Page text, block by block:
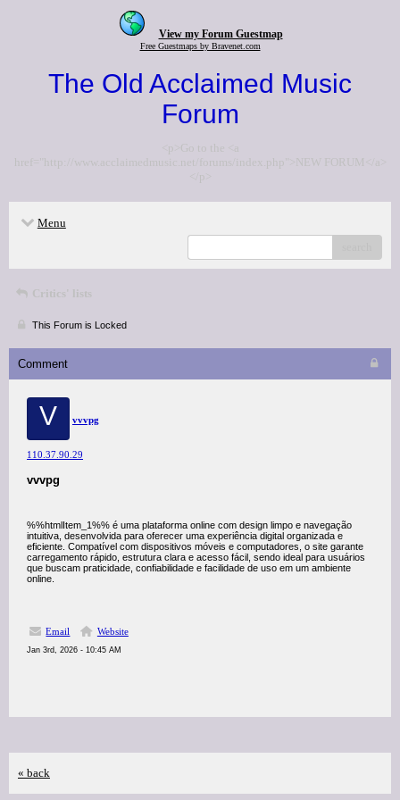
View my Forum Guestmap
Free Guestmaps by Bravenet.com
The Old Acclaimed Music
Forum
<p>Go to the <a
href="http://www.acclaimedmusic.net/forums/index.php">NEW FORUM</a>
</p>
Menu
Critics' lists
This Forum is Locked
Comment
V vvvpg
110.37.90.29
vvvpg
%%htmlItem_1%% é uma plataforma online com design limpo e navegação
intuitiva, desenvolvida para oferecer uma experiência digital organizada e
eficiente. Compatível com dispositivos móveis e computadores, o site garante
carregamento rápido, estrutura clara e acesso fácil, sendo ideal para usuários
que buscam praticidade, confiabilidade e facilidade de uso em um ambiente
online.
Email Website
Jan 3rd, 2026 - 10:45 AM
« back